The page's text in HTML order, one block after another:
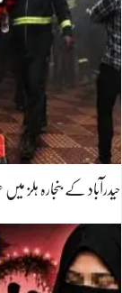
حیدرآباد کے بنجارہ ہلز میں